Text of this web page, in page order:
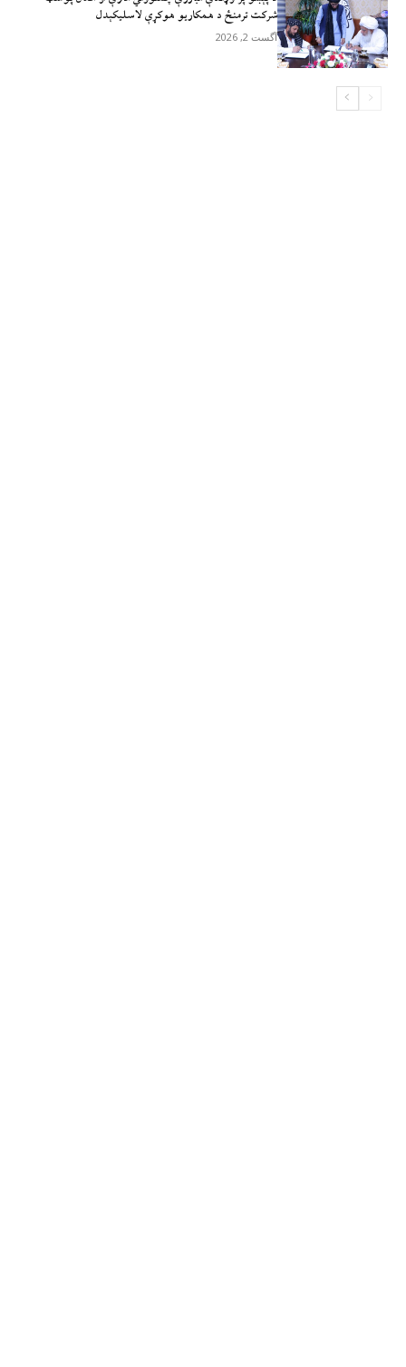
شرکت ترمنځ د همکاریو هوکړې لاسلیکېدل
آگست 2, 2026